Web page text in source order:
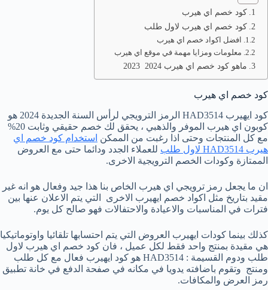
كود خصم اي هيرب
كود خصم اي هيرب لاول طلب
افضل اكواد خصم اي هيرب
معلومات ومزايا مهمة في موقع اي هيرب
ماهو كود خصم اي هيرب 2024 2023
كود خصم اي هيرب
كود ايهيرب HAD3514 الرمز الترويجي لرأس السنة الجديدة 2024 هو
كوبون اي هيرب الموفر والذهبي ، يحقق لك خصم حقيقي وثابت 20%
مع كل المنتجات وحتى اذا رغبت من الممكن استخدام كود خصم اي
هيرب HAD3514 لاول طلب
للعملاء الجدد ودائما حتى مع العروض
الممتازة وكودات الخصم الترويجية الاخرى.
ان ما يجعل رمز ترويجي اي هيرب الخاص بنا هذا جيد وفعال هو انه غير
مقيد بتاريخ مثل اكواد خصم ايهيرب الاخرى التي يتم الاعلان عنها بين
فترات في المناسبات والاعيادة والاحتفالات فهو صالح كل يوم.
كذلك بينما كودات ايهيرب العروض التي يتم احتسابها تلقائيا واوتوماتيكيا
هي مقيدة بمنتج واحد فقط لكل عميل ، فان كود خصم اي هيرب لاول
طلب ودوم القسيمة : HAD3514 هو كود ايهيرب فعال مع كل طلب
ومنتج وتقوم باضافته يدويا في مكانه في صفحة الدفع في خانة تطبيق
رمز العرض والمكافات.